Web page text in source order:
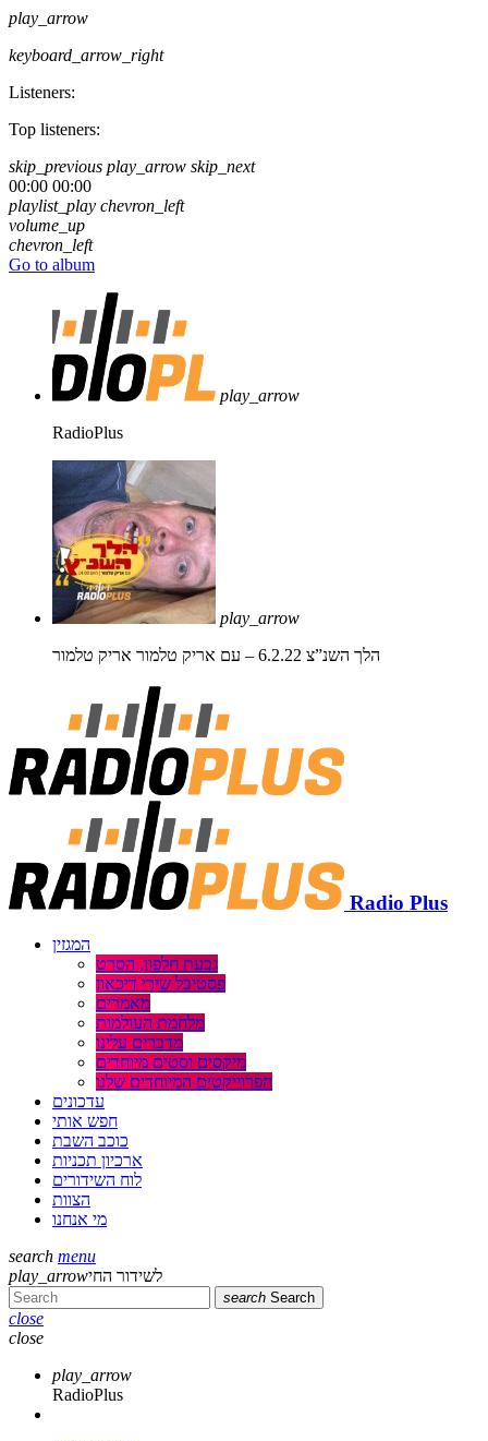
play_arrow
keyboard_arrow_right
Listeners:
Top listeners:
skip_previous play_arrow skip_next
00:00 00:00
playlist_play chevron_left
volume_up
chevron_left
Go to album
play_arrow
RadioPlus
play_arrow
הלך השנ”צ 6.2.22 – עם אריק טלמור
אריק טלמור
Radio Plus
המגזין
גבעת חלפון, הסרט
פסטיבל שירי דיכאון
מאמרים
מלחמת העולמות
מדברים עלינו
מיקסים וסטים מיוחדים
הפרוייקטים המיוחדים שלנו
עדכונים
חפש אותי
כוכב השבת
ארכיון תכניות
לוח השידורים
הצוות
מי אנחנו
search menu
play_arrowלשידור החי
search Search
close
close
play_arrow
RadioPlus